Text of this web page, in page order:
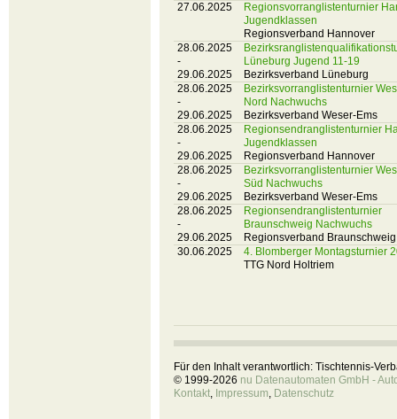
27.06.2025
Regionsvorranglistenturnier
Jugendklassen
Regionsverband Hannover
28.06.2025
-
29.06.2025
Lüneburg Jugend 11-19
Bezirksverband Lüneburg
28.06.2025
-
29.06.2025
Bezirksvorranglistenturnier
Nord Nachwuchs
Bezirksverband Weser-Ems
28.06.2025
-
29.06.2025
Regionsendranglistenturnier
Jugendklassen
Regionsverband Hannover
28.06.2025
-
29.06.2025
Bezirksvorranglistenturnier
Süd Nachwuchs
Bezirksverband Weser-Ems
28.06.2025
-
29.06.2025
Regionsendranglistenturnier
Braunschweig Nachwuchs
Regionsverband Braunschweig
30.06.2025
4. Blomberger Montagsturnier
TTG Nord Holtriem
Für den Inhalt verantwortlich: Tischtennis-
© 1999-2026 nu Datenautomaten GmbH -
Kontakt, Impressum, Datenschutz